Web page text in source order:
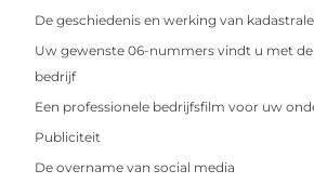
De geschiedenis en werking van
Uw gewenste 06-nummers vindt u met
bedrijf
Een professionele bedrijfsfilm voor uw
Publiciteit
De overname van social media